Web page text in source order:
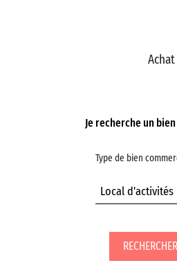
Achat
Je recherche un
Type de bien
Local d'activités
RECHERCHER